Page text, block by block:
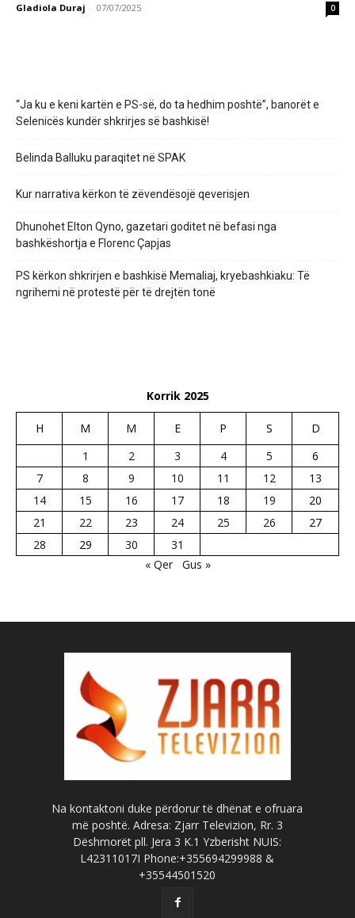
Gladiola Duraj - 07/07/2025 0
“Ja ku e keni kartën e PS-së, do ta hedhim poshtë”, banorët e
Selenicës kundër shkrirjes së bashkisë!
Belinda Balluku paraqitet në SPAK
Kur narrativa kërkon të zëvendësojë qeverisjen
Dhunohet Elton Qyno, gazetari goditet në befasi nga
bashkëshortja e Florenc Çapjas
PS kërkon shkrirjen e bashkisë Memaliaj, kryebashkiaku: Të
ngrihemi në protestë për të drejtën tonë
Korrik 2025
H M M E P S
D
1
2 3 4 5
6
7
8 9 10 11 12
13
14
15 16 17 18 19
20
21
22 23 24 25 26
27
28
29 30
31
« Qer
Gus »
Na kontaktoni duke përdorur të dhënat e ofruara
më poshtë. Adresa: Zjarr Televizion, Rr. 3
Dëshmorët pll. Jera 3 K.1 Yzberisht NUIS:
L42311017I Phone:+355694299988 &
+35544501520